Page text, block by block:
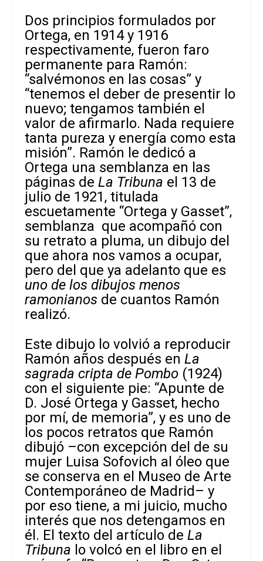
Dos principios formulados por
Ortega, en 1914 y 1916
respectivamente, fueron faro
permanente para Ramón:
“salvémonos en las cosas” y
“tenemos el deber de presentir lo
nuevo; tengamos también el
valor de afirmarlo. Nada requiere
tanta pureza y energía como esta
misión”. Ramón le dedicó a
Ortega una semblanza en las
páginas deLa Tribuna el 13 de
julio de 1921, titulada
escuetamente “Ortega y Gasset”,
semblanza que acompañó con
su retrato a pluma, un dibujo del
que ahora nos vamos a ocupar,
pero del que ya adelanto que es
uno de los dibujos menos
ramonianos de cuantos Ramón
realizó.
Este dibujo lo volvió a reproducir
Ramón años después enLa
sagrada cripta de Pombo (1924)
con el siguiente pie: “Apunte de
D. José Ortega y Gasset, hecho
por mí, de memoria”, y es uno de
los pocos retratos que Ramón
dibujó –con excepción del de su
mujer Luisa Sofovich al óleo que
se conserva en el Museo de Arte
Contemporáneo de Madrid– y
por eso tiene, a mi juicio, mucho
interés que nos detengamos en
él. El texto del artículo deLa
Tribuna lo volcó en el libro en el